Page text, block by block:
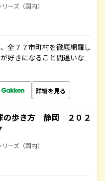
ーズ（国内）
全７７市町村を徹底網羅し
好きになること間違いな
詳細を見る
の歩き方 静岡 ２０２
ーズ（国内）